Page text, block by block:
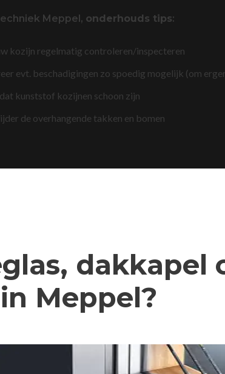
Meppel, onderhouds tips:
kozijn regelmatig controleren/inspecteren
evt. beschadigingen zo spoedig mogelijk (om
kunststof kozijnen schoon zijn
de overhangende takken en bomen
dakkapel
Meppel?